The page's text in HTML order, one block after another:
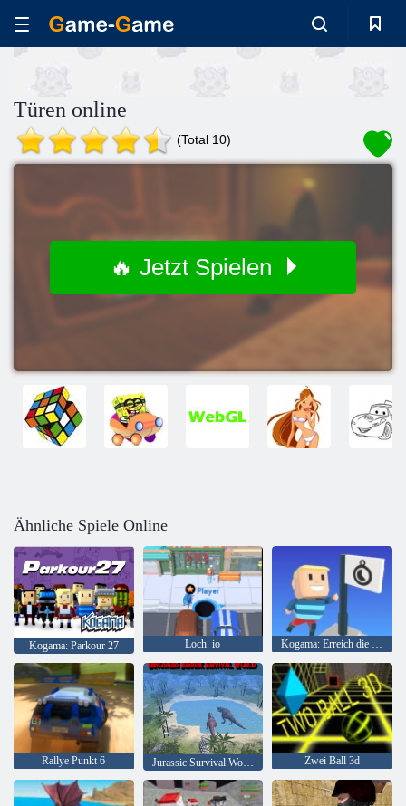
Türen online
(Total 10)
🔥 Jetzt Spielen
Ähnliche Spiele Online
Kogama: Parkour 27 Loch. io Kogama: Erreich die Flagge
Rallye Punkt 6 Jurassic Survival World der Dinosaurier Zwei Ball 3d